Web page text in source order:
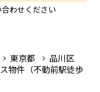
わせください
東京都
品川区
物件（不動前駅徒歩